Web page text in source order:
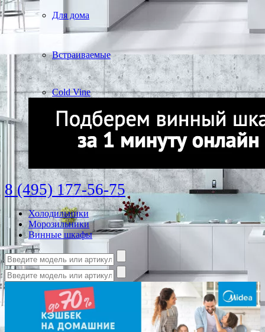
Для дома
Встраиваемые
Cold Vine
8 (495) 177-56-75
Холодильники
Морозильники
Винные шкафы